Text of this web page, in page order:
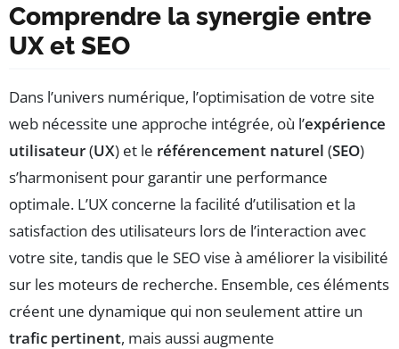
Comprendre la synergie entre
UX et SEO
Dans l’univers numérique, l’optimisation de votre site
web nécessite une approche intégrée, où l’expérience
utilisateur(UX) et le référencement naturel (SEO)
s’harmonisent pour garantir une performance
optimale. L’UX concerne la facilité d’utilisation et la
satisfaction des utilisateurs lors de l’interaction avec
votre site, tandis que le SEO vise à améliorer la visibilité
sur les moteurs de recherche. Ensemble, ces éléments
créent une dynamique qui non seulement attire un
trafic pertinent, mais aussi augmente